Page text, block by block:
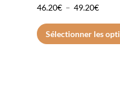
46.20€ – 49.20€Plage
de
prix :
Sélectionner les